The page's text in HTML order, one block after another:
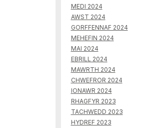
MEDI 2024
AWST 2024
GORFFENNAF 2024
MEHEFIN 2024
MAI 2024
EBRILL 2024
MAWRTH 2024
CHWEFROR 2024
IONAWR 2024
RHAGFYR 2023
TACHWEDD 2023
HYDREF 2023